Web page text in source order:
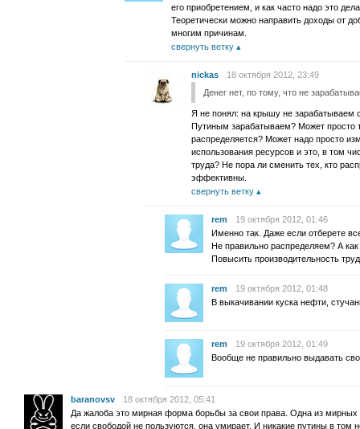
его приобретением, и как часто надо это
Теоретически можно направить доходы от
многим причинам.
свернуть ветку
nickas
18 октября 2012, 23:49
Денег нет, по тому, что не
Я не понял: на крышу не зарабатываем
Путиным зарабатываем? Может просто
распределяется? Может надо просто
использования ресурсов и это, в том
труда? Не пора ли сменить тех, кто
эффективны.
свернуть ветку
rem
19 октября 2012, 01:46
Именно так. Даже если отберете
Не правильно распределяем? А
Повысить производительность
rem
19 октября 2012, 01:48
В выкачивании куска нефти,
rem
19 октября 2012, 01:49
Вообще не правильно выдавать
baranovsv
18 октября 2012, 05:41
Да жалоба это мирная форма борьбы за свои права. Одна из
если свободой не пользуются, она умирает. И никакие путины в том